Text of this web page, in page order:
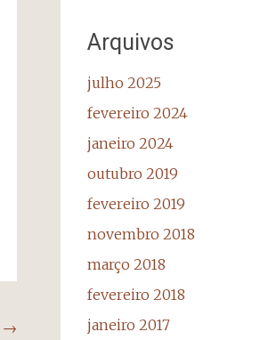
→
Arquivos
julho 2025
fevereiro 2024
janeiro 2024
outubro 2019
fevereiro 2019
novembro 2018
março 2018
fevereiro 2018
janeiro 2017